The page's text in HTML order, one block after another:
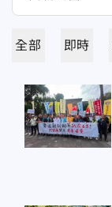
全部 即時